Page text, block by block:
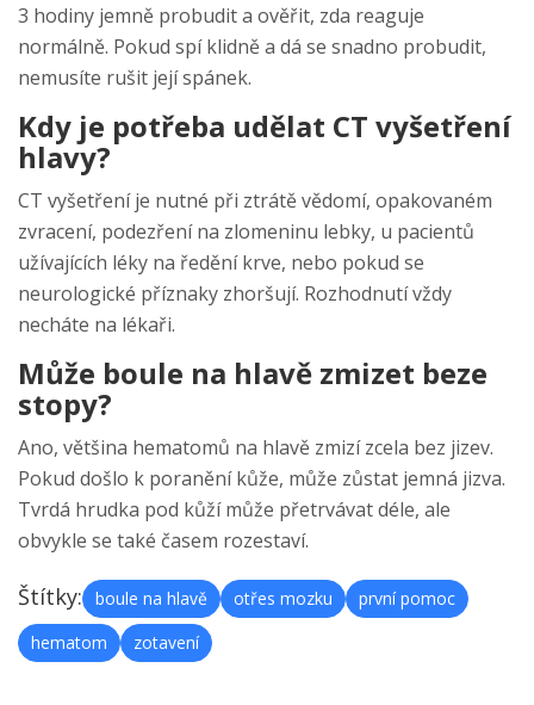
3 hodiny jemně probudit a ověřit, zda reaguje
normálně. Pokud spí klidně a dá se snadno probudit,
nemusíte rušit její spánek.
Kdy je potřeba udělat CT vyšetření
hlavy?
CT vyšetření je nutné při ztrátě vědomí, opakovaném
zvracení, podezření na zlomeninu lebky, u pacientů
užívajících léky na ředění krve, nebo pokud se
neurologické příznaky zhoršují. Rozhodnutí vždy
necháte na lékaři.
Může boule na hlavě zmizet beze
stopy?
Ano, většina hematomů na hlavě zmizí zcela bez jizev.
Pokud došlo k poranění kůže, může zůstat jemná jizva.
Tvrdá hrudka pod kůží může přetrvávat déle, ale
obvykle se také časem rozestaví.
Štítky: boule na hlavě otřes mozku
první pomoc
hematom
zotavení